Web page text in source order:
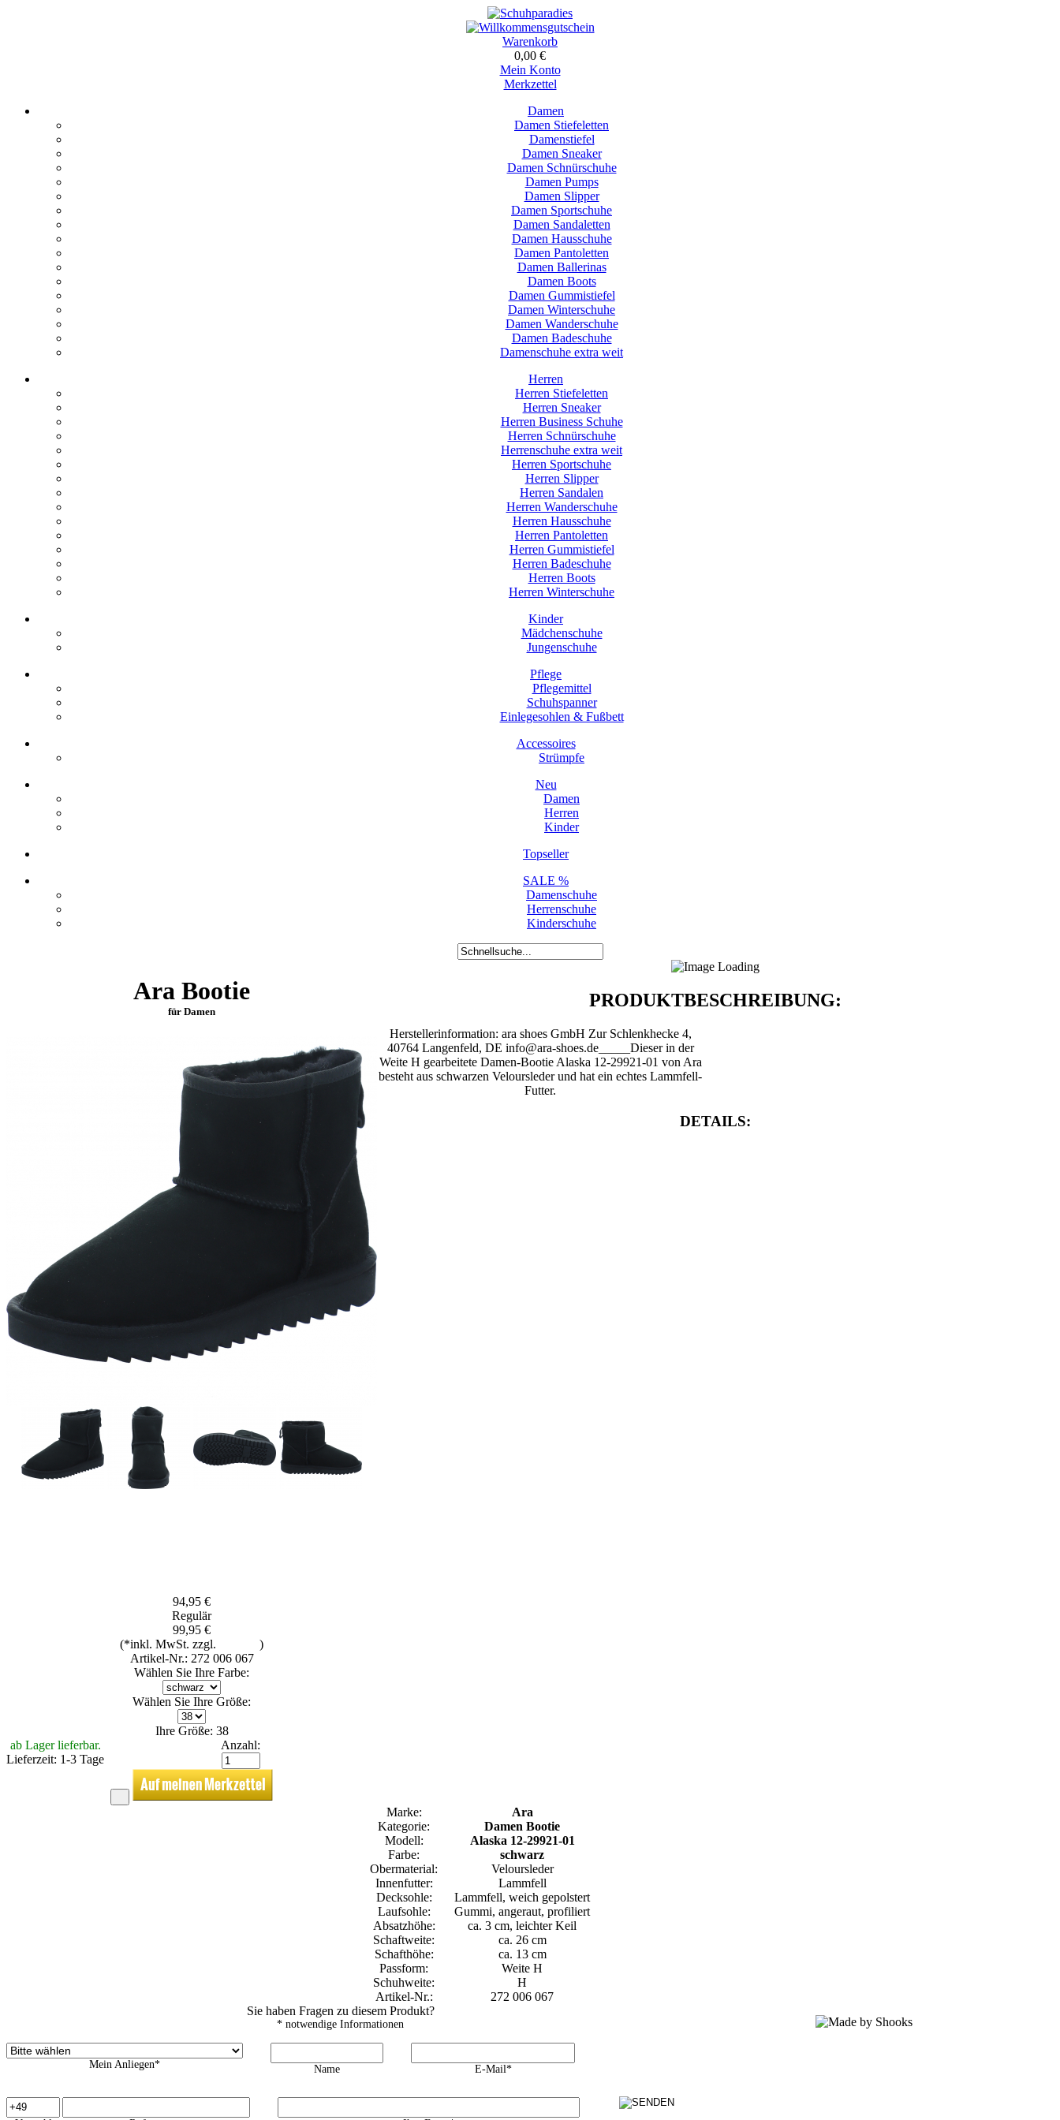
Warenkorb
0,00 €
Mein Konto
Merkzettel
Damen
Damen Stiefeletten
Damenstiefel
Damen Sneaker
Damen Schnürschuhe
Damen Pumps
Damen Slipper
Damen Sportschuhe
Damen Sandaletten
Damen Hausschuhe
Damen Pantoletten
Damen Ballerinas
Damen Boots
Damen Gummistiefel
Damen Winterschuhe
Damen Wanderschuhe
Damen Badeschuhe
Damenschuhe extra weit
Herren
Herren Stiefeletten
Herren Sneaker
Herren Business Schuhe
Herren Schnürschuhe
Herrenschuhe extra weit
Herren Sportschuhe
Herren Slipper
Herren Sandalen
Herren Wanderschuhe
Herren Hausschuhe
Herren Pantoletten
Herren Gummistiefel
Herren Badeschuhe
Herren Boots
Herren Winterschuhe
Kinder
Mädchenschuhe
Jungenschuhe
Pflege
Pflegemittel
Schuhspanner
Einlegesohlen & Fußbett
Accessoires
Strümpfe
Neu
Damen
Herren
Kinder
Topseller
SALE %
Damenschuhe
Herrenschuhe
Kinderschuhe
Ara Bootie
für Damen
94,95 €
Regulär
99,95 €
(*inkl. MwSt. zzgl.
)
Artikel-Nr.: 272 006 067
Wählen Sie Ihre Farbe:
Wählen Sie Ihre Größe:
Ihre Größe: 38
ab Lager lieferbar.
Lieferzeit: 1-3 Tage
Anzahl:
PRODUKTBESCHREIBUNG:
Herstellerinformation: ara shoes GmbH Zur Schlenkhecke 4,
40764 Langenfeld, DE info@ara-shoes.de_____Dieser in der
Weite H gearbeitete Damen-Bootie Alaska 12-29921-01 von Ara
besteht aus schwarzen Veloursleder und hat ein echtes Lammfell-
Futter.
DETAILS:
Marke:
Ara
Kategorie:
Damen Bootie
Modell:
Alaska 12-29921-01
Farbe:
schwarz
Obermaterial:
Veloursleder
Innenfutter:
Lammfell
Decksohle:
Lammfell, weich gepolstert
Laufsohle:
Gummi, angeraut, profiliert
Absatzhöhe:
ca. 3 cm, leichter Keil
Schaftweite:
ca. 26 cm
Schafthöhe:
ca. 13 cm
Passform:
Weite H
Schuhweite:
H
Artikel-Nr.:
272 006 067
Sie haben Fragen zu diesem Produkt?
* notwendige Informationen
Mein Anliegen* Name E-Mail*